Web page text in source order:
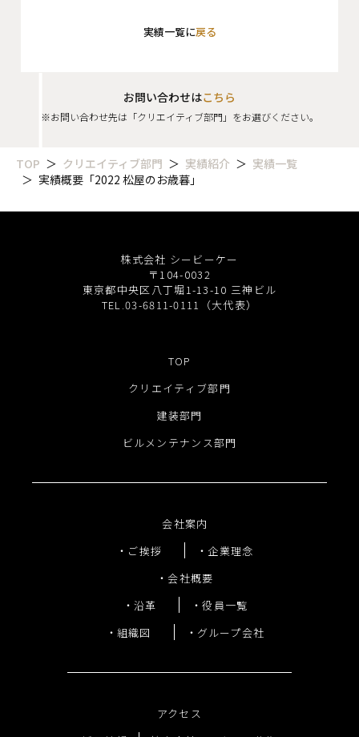
実績一覧に戻る
お問い合わせはこちら
※お問い合わせ先は「クリエイティブ部門」をお選びください。
TOP クリエイティブ部門 実績紹介
実績一覧
実績概要「2022 松屋のお歳暮」
株式会社 シービーケー
〒104-0032
東京都中央区八丁堀1-13-10 三神ビル
TEL.03-6811-0111（大代表）
TOP
クリエイティブ部門
建装部門
ビルメンテナンス部門
会社案内
ご挨拶
企業理念
会社概要
沿革
役員一覧
組織図
グループ会社
アクセス